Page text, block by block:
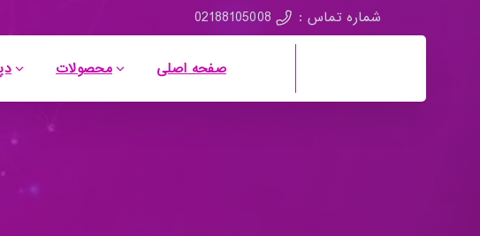
شماره تماس : 02188105008
صفحه اصلی محصولات